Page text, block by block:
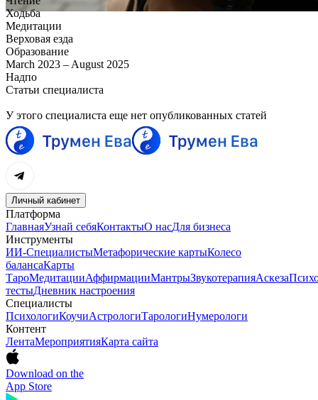
Ходьба
Медитации
Верховая езда
Образование
March 2023 – August 2025
Надпо
Статьи специалиста
У этого специалиста еще нет опубликованных статей
Личный кабинет
Платформа
ГлавнаяУзнай себяКонтактыО насДля бизнеса
Инструменты
ИИ-СпециалистыМетафорические картыКолесо
балансаКарты
ТароМедитацииАффирмацииМантрыЗвукотерапияАскеза
тестыДневник настроения
Специалисты
ПсихологиКоучиАстрологиТарологиНумерологи
Контент
ЛентаМероприятияКарта сайта
Download on the
App Store